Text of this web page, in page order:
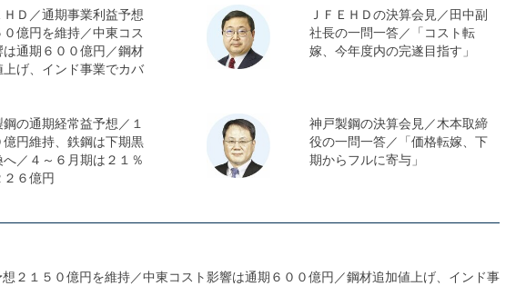
ＨＤ／通期事業利益予想
０億円を維持／中東コス
は通期６００億円／鋼材
げ、インド事業でカバ
ＪＦＥＨＤの決算会見／田中副
社長の一問一答／「コスト転
嫁、今年度内の完遂目指す」
の通期経常益予想／１
億円維持、鉄鋼は下期黒
／４～６月期は２１％
６億円
神戸製鋼の決算会見／木本取締
役の一問一答／「価格転嫁、下
期からフルに寄与」
２１５０億円を維持／中東コスト影響は通期６００億円／鋼材追加値上げ、インド事